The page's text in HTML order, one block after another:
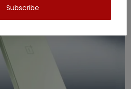
Subscribe